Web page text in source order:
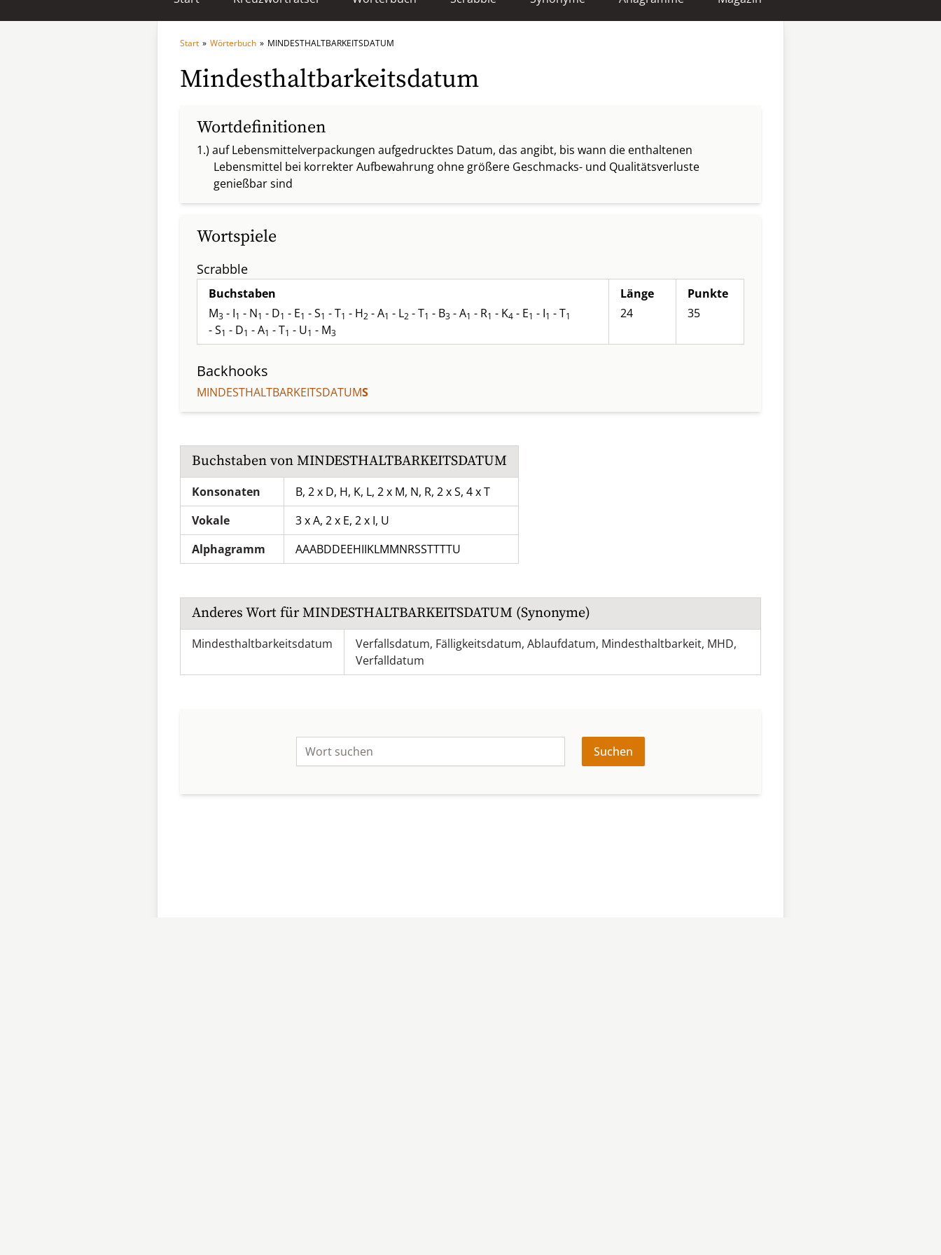
Start » Wörterbuch » MINDESTHALTBARKEITSDATUM
Mindesthaltbarkeitsdatum
Wortdefinitionen
1.) auf Lebensmittelverpackungen aufgedrucktes Datum, das angibt, bis wann die enthaltenen
Lebensmittel bei korrekter Aufbewahrung ohne größere Geschmacks- und Qualitätsverluste
genießbar sind
Wortspiele
Scrabble
Buchstaben
M3 - I1 - N1 - D1 - E1 - S1 - T1 - H2 - A1 - L2 - T1 - B3 - A1 - R1 - K4 - E1 - I1 - T1
- S1 - D1 - A1 - T1 - U1 - M3
Länge
24
Punkte
35
Backhooks
MINDESTHALTBARKEITSDATUMS
Buchstaben von MINDESTHALTBARKEITSDATUM
Konsonaten
B, 2 x D, H, K, L, 2 x M, N, R, 2 x S, 4 x T
Vokale
3 x A, 2 x E, 2 x I, U
Alphagramm
AAABDDEEHIIKLMMNRSSTTTTU
Anderes Wort fürMINDESTHALTBARKEITSDATUM (Synonyme)
Mindesthaltbarkeitsdatum Verfallsdatum, Fälligkeitsdatum, Ablaufdatum, Mindesthaltbarkeit, MHD,
Verfalldatum
Suchen